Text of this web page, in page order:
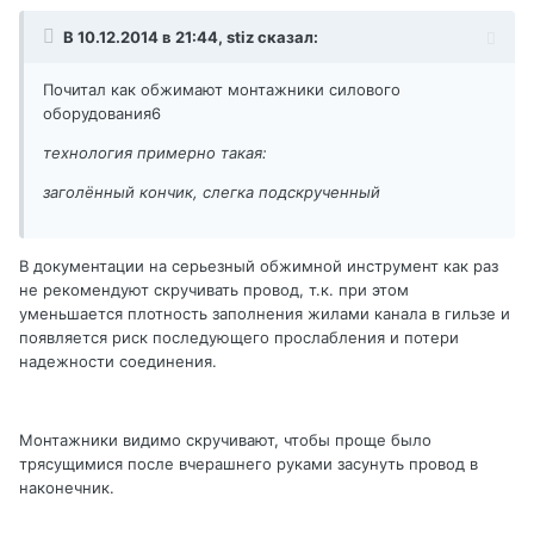
В 10.12.2014 в 21:44, stiz сказал:
Почитал как обжимают монтажники силового
оборудования6
технология примерно такая:
заголённый кончик, слегка подскрученный
В документации на серьезный обжимной инструмент как раз
не рекомендуют скручивать провод, т.к. при этом
уменьшается плотность заполнения жилами канала в гильзе и
появляется риск последующего прослабления и потери
надежности соединения.
Монтажники видимо скручивают, чтобы проще было
трясущимися после вчерашнего руками засунуть провод в
наконечник.